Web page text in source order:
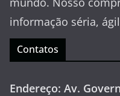
informação séria,
Contatos
Endereço: Av.